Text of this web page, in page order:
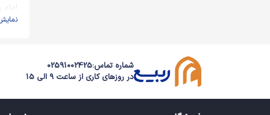
شماره تماس:02591002425
در روزهای کاری از ساعت 9 الی 15